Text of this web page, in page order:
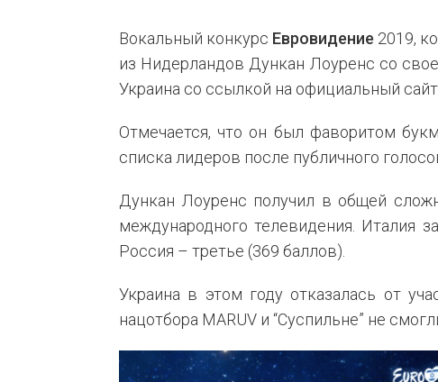
Вокальный конкурс Евровидение 2019,
из Нидерландов Дункан Лоуренс со
Украина со ссылкой на официальный сайт
Отмечается, что он был фаворитом
списка лидеров после публичного
Дункан Лоуренс получил в общей
международного телевидения. Италия
Россия – третье (369 баллов).
Украина в этом году отказалась от
нацотбора MARUV и “Суспильне” не